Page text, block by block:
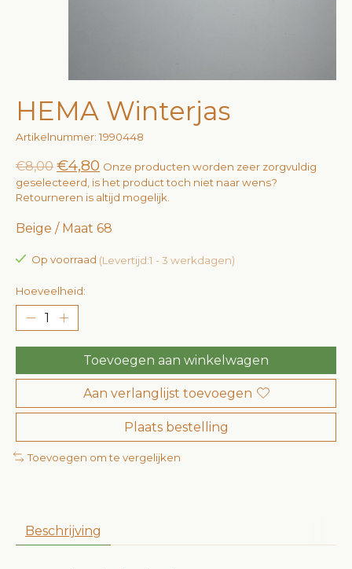
HEMA Winterjas
Artikelnummer: 1990448
€8,00 €4,80 Onze producten worden zeer zorgvuldig
geselecteerd, is het product toch niet naar wens?
Retourneren is altijd mogelijk.
Beige / Maat 68
Op voorraad (Levertijd:1 - 3 werkdagen)
Hoeveelheid:
Toevoegen aan winkelwagen
Aan verlanglijst toevoegen
Plaats bestelling
Toevoegen om te vergelijken
Beschrijving